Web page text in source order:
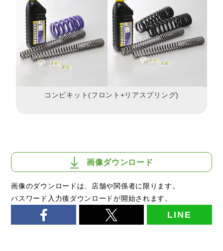
コンビキット(フロント+リアスプリング)
画像ダウンロード
画像のダウンロードは、店舗や関係者に限ります。
パスワード入力後ダウンロードが開始されます。
LINE